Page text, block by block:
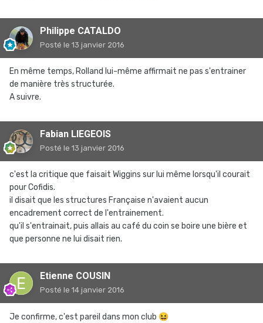
Philippe CATALDO
Posté le 13 janvier 2016
En même temps, Rolland lui-même affirmait ne pas s'entrainer
de manière très structurée.
A suivre.
Fabian LIEGEOIS
Posté le 13 janvier 2016
c'est la critique que faisait Wiggins sur lui même lorsqu'il courait
pour Cofidis.
il disait que les structures Française n'avaient aucun
encadrement correct de l'entrainement.
qu'il s'entrainait, puis allais au café du coin se boire une bière et
que personne ne lui disait rien.
Etienne COUSIN
Posté le 14 janvier 2016
Je confirme, c'est pareil dans mon club 😆